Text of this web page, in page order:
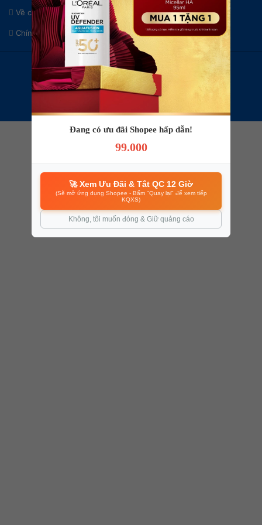
Về chúng tôi Liên hệ & Hợp tác
Chính sách bảo mật Điều khoản sử dụng
Đang có ưu đãi Shopee hấp dẫn!
99.000
🚀 Xem Ưu Đãi & Tắt QC 12 Giờ
(Sẽ mở ứng dụng Shopee - Bấm "Quay lại" để xem tiếp
KQXS)
Không, tôi muốn đóng & Giữ quảng cáo